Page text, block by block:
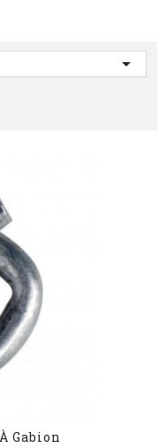

Gabion